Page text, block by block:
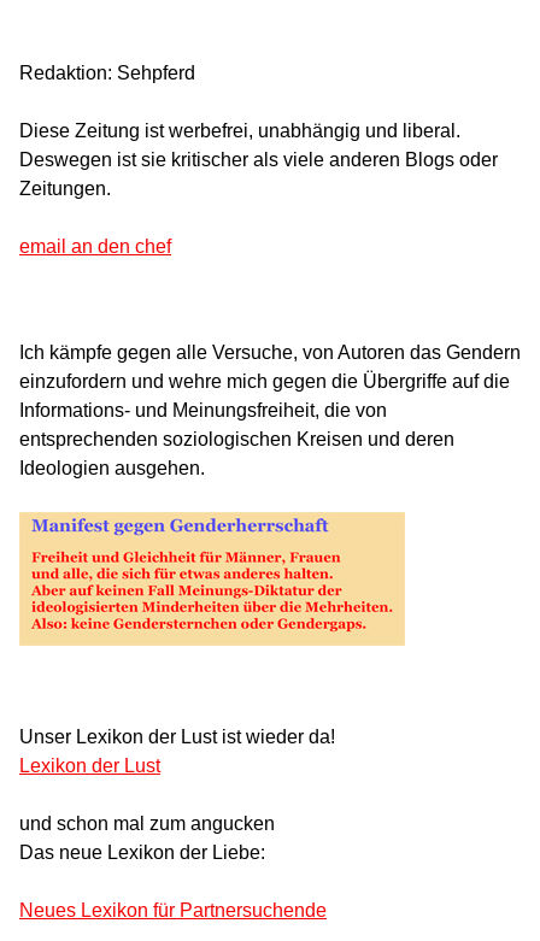
Redaktion: Sehpferd
Diese Zeitung ist werbefrei, unabhängig und liberal.
Deswegen ist sie kritischer als viele anderen Blogs oder
Zeitungen.
email an den chef
Ich kämpfe gegen alle Versuche, von Autoren das Gendern
einzufordern und wehre mich gegen die Übergriffe auf die
Informations- und Meinungsfreiheit, die von
entsprechenden soziologischen Kreisen und deren
Ideologien ausgehen.
Unser Lexikon der Lust ist wieder da!
Lexikon der Lust
und schon mal zum angucken
Das neue Lexikon der Liebe:
Neues Lexikon für Partnersuchende